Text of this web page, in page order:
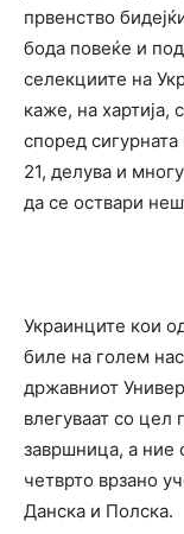
првенство
бода повеќе и
селекциите на
каже, на хартија,
според
21, делува и
да се оствари
Украинците кои
биле на голем
државниот
влегуваат со цел
завршница, а ние
четврто врзано
Данска и Полска.